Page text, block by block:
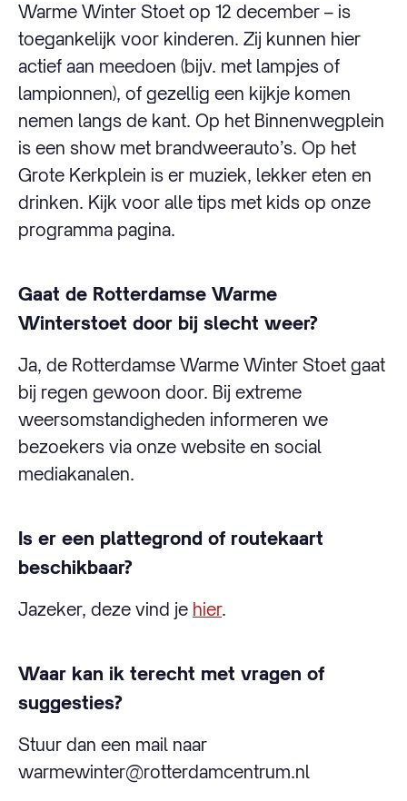
Warme Winter Stoet op 12 december – is
toegankelijk voor kinderen. Zij kunnen hier
actief aan meedoen (bijv. met lampjes of
lampionnen), of gezellig een kijkje komen
nemen langs de kant. Op het Binnenwegplein
is een show met brandweerauto’s. Op het
Grote Kerkplein is er muziek, lekker eten en
drinken. Kijk voor alle tips met kids op onze
programma pagina.
Gaat de Rotterdamse Warme
Winterstoet door bij slecht weer?
Ja, de Rotterdamse Warme Winter Stoet gaat
bij regen gewoon door. Bij extreme
weersomstandigheden informeren we
bezoekers via onze website en social
mediakanalen.
Is er een plattegrond of routekaart
beschikbaar?
Jazeker, deze vind je hier.
Waar kan ik terecht met vragen of
suggesties?
Stuur dan een mail naar
warmewinter@rotterdamcentrum.nl